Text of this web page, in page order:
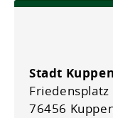
Stadt
Friedensplatz
76456